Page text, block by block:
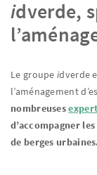
idverde,
Le groupe idverde
l’aménagement
nombreuses
d’accompagner
de berges